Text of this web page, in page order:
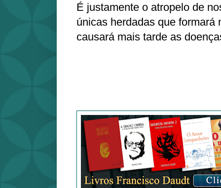
É justamente o atropelo de
únicas herdadas que formará
causará mais tarde as